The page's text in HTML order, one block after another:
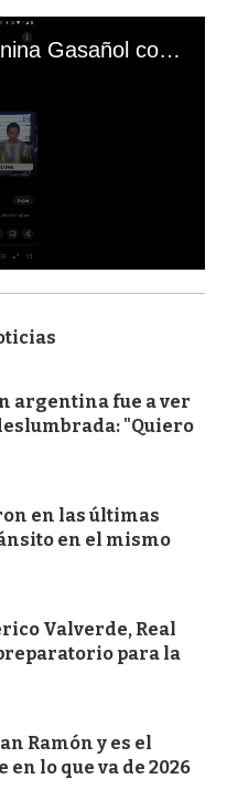
El mal momento de Yanina Gasañol con un hincha argentino en "Subrayado"
argentina fue a ver
"Quiero
en las últimas
en el mismo
Valverde, Real
para la
Ramón y es el
lo que va de 2026